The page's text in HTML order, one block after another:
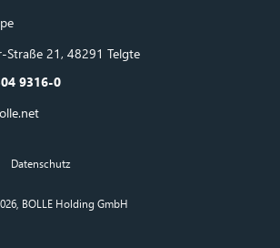
21, 48291 Telgte
9316-0
Datenschutz
BOLLE Holding GmbH